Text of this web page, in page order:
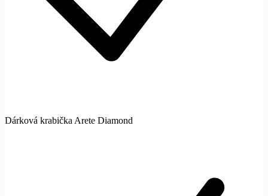
Dárková krabička Arete Diamond